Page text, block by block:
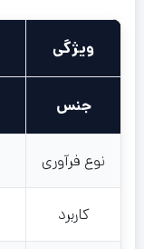
ویژگی
جنس
نوع فرآوری
کاربرد